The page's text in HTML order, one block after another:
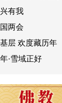
有我
两会
层 欢度藏历年
·雪域正好